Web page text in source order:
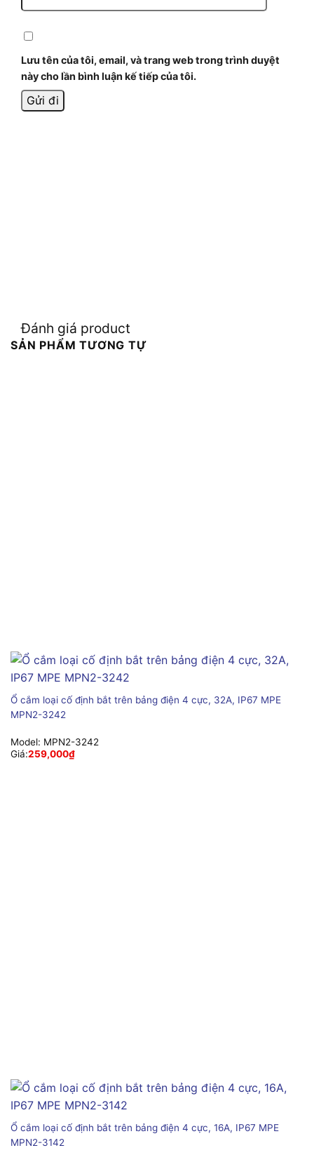
Lưu tên của tôi, email, và trang web trong trình duyệt
này cho lần bình luận kế tiếp của tôi.
Đánh giá product
SẢN PHẨM TƯƠNG TỰ
Ổ cắm loại cố định bắt trên bảng điện 4 cực, 32A, IP67 MPE
MPN2-3242
Model: MPN2-3242
Giá:259,000₫
Ổ cắm loại cố định bắt trên bảng điện 4 cực, 16A, IP67 MPE
MPN2-3142